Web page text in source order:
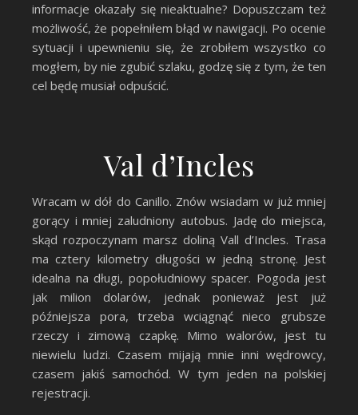
informacje okazały się nieaktualne? Dopuszczam też
możliwość, że popełniłem błąd w nawigacji. Po ocenie
sytuacji i upewnieniu się, że zrobiłem wszystko co
mogłem, by nie zgubić szlaku, godzę się z tym, że ten
cel będę musiał odpuścić.
Val d’Incles
Wracam w dół do Canillo. Znów wsiadam w już mniej
gorący i mniej zaludniony autobus. Jadę do miejsca,
skąd rozpoczynam marsz doliną Vall d’Incles. Trasa
ma cztery kilometry długości w jedną stronę. Jest
idealna na długi, popołudniowy spacer. Pogoda jest
jak milion dolarów, jednak ponieważ jest już
późniejsza pora, trzeba wciągnąć nieco grubsze
rzeczy i zimową czapkę. Mimo walorów, jest tu
niewielu ludzi. Czasem mijają mnie inni wędrowcy,
czasem jakiś samochód. W tym jeden na polskiej
rejestracji.